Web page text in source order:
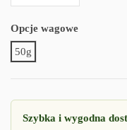
Opcje wagowe
50g
Szybka i wygodna